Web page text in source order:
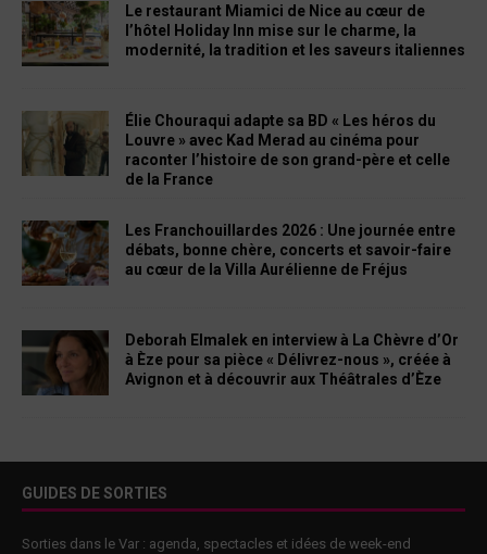
Le restaurant Miamici de Nice au cœur de
l’hôtel Holiday Inn mise sur le charme, la
modernité, la tradition et les saveurs italiennes
Élie Chouraqui adapte sa BD « Les héros du
Louvre » avec Kad Merad au cinéma pour
raconter l’histoire de son grand-père et celle
de la France
Les Franchouillardes 2026 : Une journée entre
débats, bonne chère, concerts et savoir-faire
au cœur de la Villa Aurélienne de Fréjus
Deborah Elmalek en interview à La Chèvre d’Or
à Èze pour sa pièce « Délivrez-nous », créée à
Avignon et à découvrir aux Théâtrales d’Èze
GUIDES DE SORTIES
Sorties dans le Var : agenda, spectacles et idées de week-end